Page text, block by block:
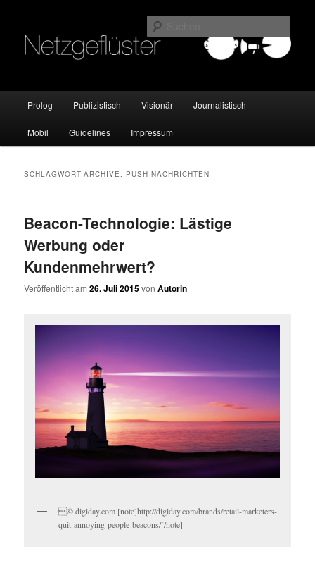
Netzgeflüster
Zum
Inhalt
Zum
sekundären
Prolog Publizistisch Visionär Journalistisch
Mobil Guidelines Impressum
SCHLAGWORT-ARCHIVE: PUSH-NACHRICHTEN
Beacon-Technologie: Lästige
Werbung oder
Kundenmehrwert?
Veröffentlicht am26. Juli 2015vonAutorin
© digiday.com [note]http://digiday.com/brands/retail-marketers-
quit-annoying-people-beacons/[/note]